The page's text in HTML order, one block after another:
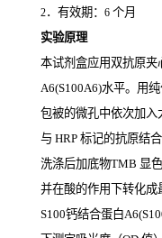
2．有效期： 6 个月
实验原理
本试剂盒应用双抗原夹
A6(S100A6)水平。用
包被的微孔中依次加入
与 HRP 标记的抗原结
洗涤后加底物TMB 显色
并在酸的作用下转化
S100钙结合蛋白